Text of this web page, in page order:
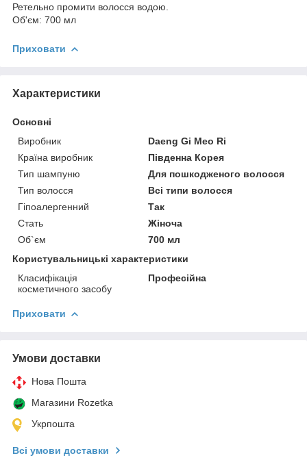
Ретельно промити волосся водою.
Об'єм: 700 мл
Приховати
Характеристики
Основні
Виробник
Daeng Gi Meo Ri
Країна виробник
Південна Корея
Тип шампуню
Для пошкодженого волосся
Тип волосся
Всі типи волосся
Гіпоалергенний
Так
Стать
Жіноча
Об`єм
700 мл
Користувальницькі характеристики
Класифікація
косметичного засобу
Професійна
Приховати
Умови доставки
Нова Пошта
Магазини Rozetka
Укрпошта
Всі умови доставки